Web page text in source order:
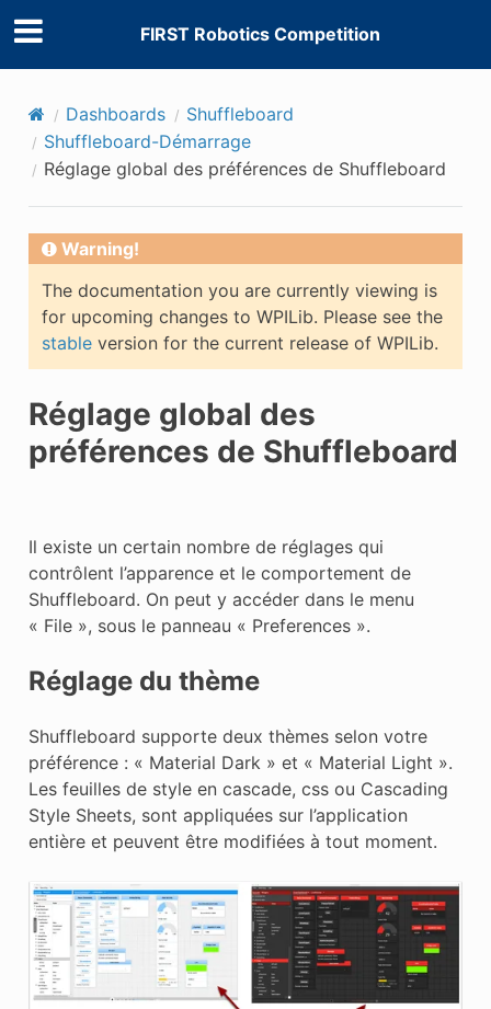
FIRST Robotics Competition
Dashboards
Shuffleboard
Shuffleboard-Démarrage
Réglage global des préférences de Shuffleboard
Warning!
The documentation you are currently viewing is
for upcoming changes to WPILib. Please see the
stableversion for the current release of WPILib.
Réglage global des
préférences de Shuffleboard
Il existe un certain nombre de réglages qui
contrôlent l’apparence et le comportement de
Shuffleboard. On peut y accéder dans le menu
« File », sous le panneau « Preferences ».
Réglage du thème
Shuffleboard supporte deux thèmes selon votre
préférence : « Material Dark » et « Material Light ».
Les feuilles de style en cascade, css ou Cascading
Style Sheets, sont appliquées sur l’application
entière et peuvent être modifiées à tout moment.